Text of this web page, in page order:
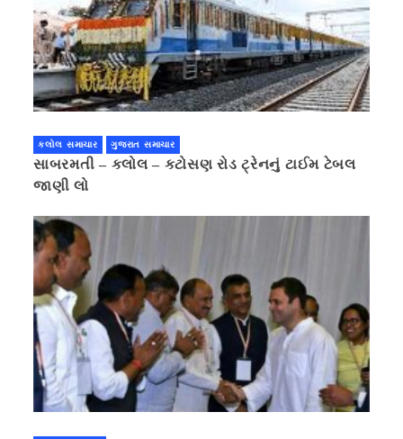
કલોલ સમાચાર ગુજરાત સમાચાર
સાબરમતી – કલોલ – કટોસણ રોડ ટ્રેનનું ટાઈમ ટેબલ
જાણી લો